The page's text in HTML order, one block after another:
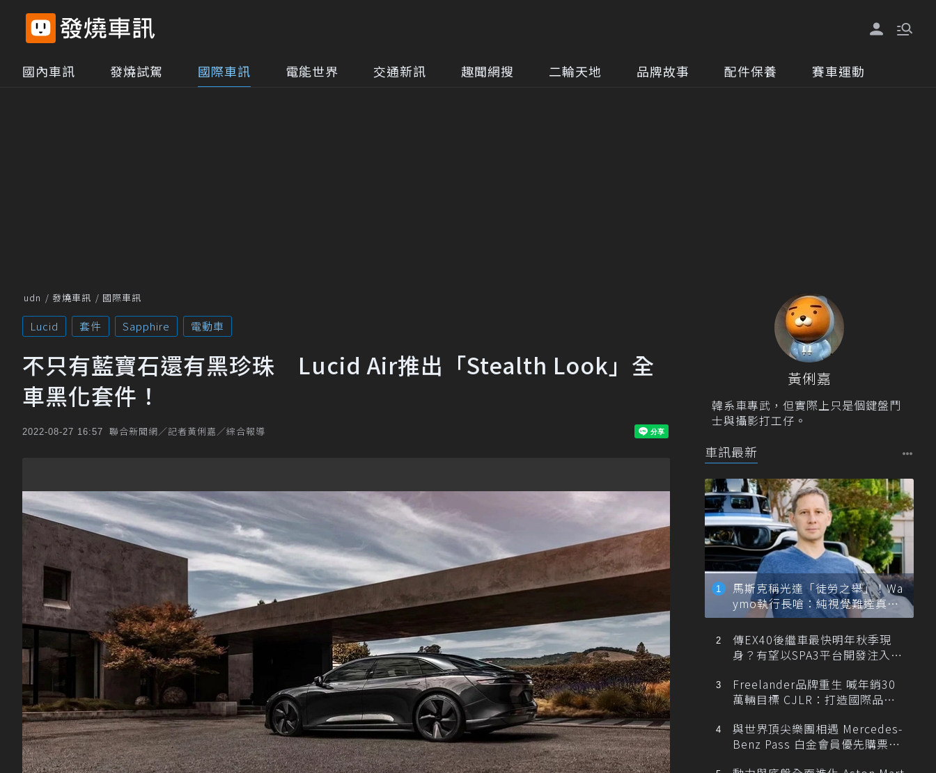
國內車訊 發燒試駕 國際車訊 電能世界 交通新訊 趣聞網搜 二輪天地 品牌故事 配件保養 賽車運動
udn 發燒車訊 國際車訊
Lucid 套件 Sapphire 電動車
不只有藍寶石還有黑珍珠 Lucid Air推出「Stealth Look」全
車黑化套件！
2022-08-27 16:57 聯合新聞網／記者黃俐嘉／綜合報導
黃俐嘉
韓系車專武，但實際上只是個鍵盤鬥
士與攝影打工仔。
車訊最新
馬斯克稱光達「徒勞之舉」！Wa
ymo執行長嗆：純視覺難達真正
自動駕駛
傳EX40後繼車最快明年秋季現
身？有望以SPA3平台開發注入80
Freelander品牌重生 喊年銷30
萬輛目標 CJLR：打造國際品牌
與世界頂尖樂團相遇 Mercedes-
Benz Pass 白金會員優先購票維